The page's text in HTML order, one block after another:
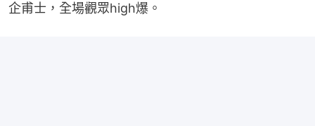
企甫士，全場觀眾high爆。